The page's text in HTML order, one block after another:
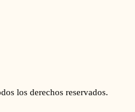
los derechos reservados.